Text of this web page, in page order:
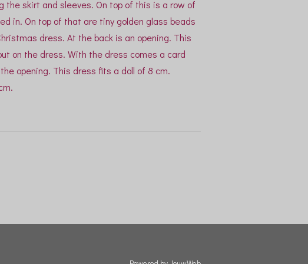
the skirt and sleeves. On top of this is a row of
in. On top of that are tiny golden glass beads
dress. At the back is an opening. This
on the dress. With the dress comes a card
opening. This dress fits a doll of 8 cm.